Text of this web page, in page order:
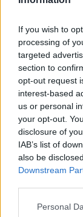
If you wish to
processing of
targeted
section to
opt-out request
interest-based
us or personal
your opt-out.
disclosure of
IAB’s list of
also be
Downstream
Personal
Camargo a
kilómetros
Reocina
Castañedaa
Astilleroa
kilómetros
Santandera
kilómetros
Bilbaoa
Burgosa